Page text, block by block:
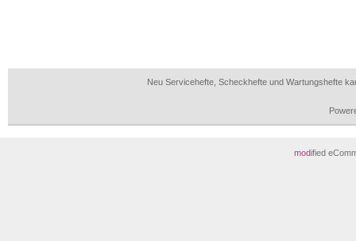
Neu Servicehefte, Scheckhefte und Wartungshefte
modified